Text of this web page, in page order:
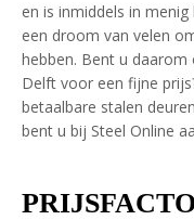
en is inmiddels in
een droom van velen
hebben. Bent u
Delft voor een fijne
betaalbare stalen
bent u bij Steel Online